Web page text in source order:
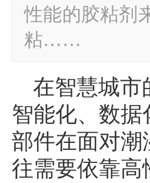
性能的胶粘剂
粘……
在智慧城市
智能化、数
部件在面对潮
往需要依靠高